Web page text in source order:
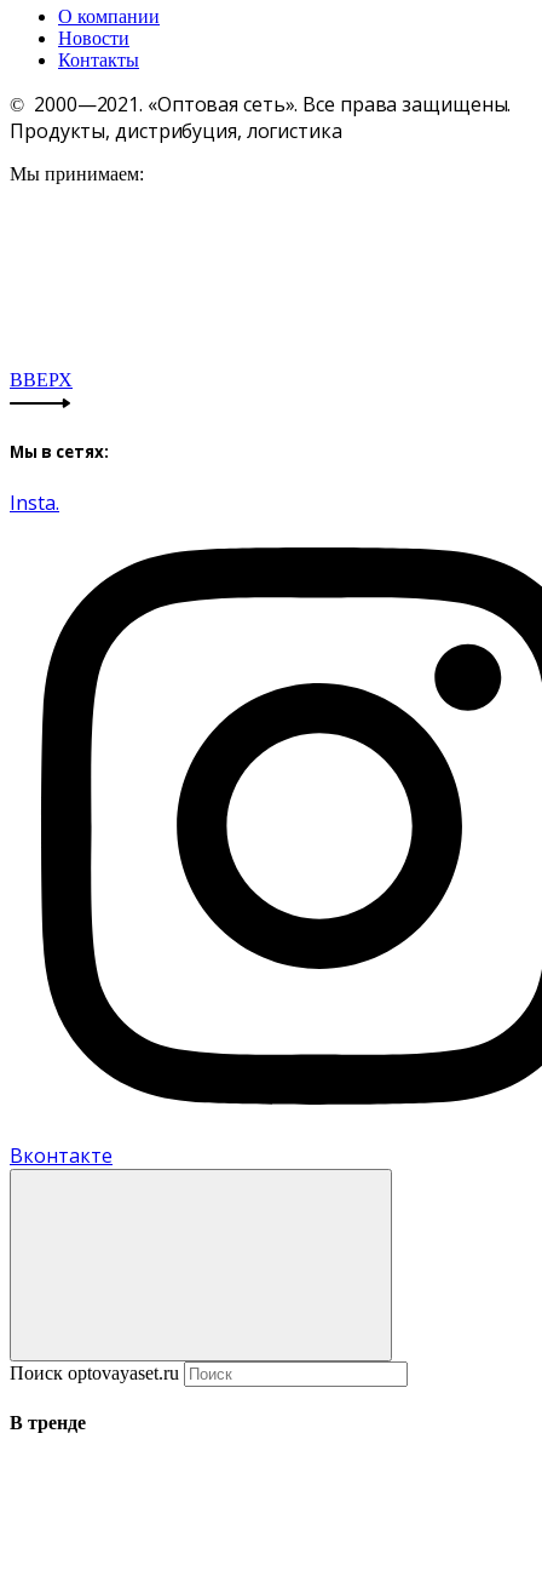
О компании
Новости
Контакты
© 2000—2021. «Оптовая сеть». Все права защищены.
Продукты, дистрибуция, логистика
Мы принимаем:
ВВЕРХ
Мы в сетях:
Insta.
Вконтакте
Поиск optovayaset.ru
В тренде